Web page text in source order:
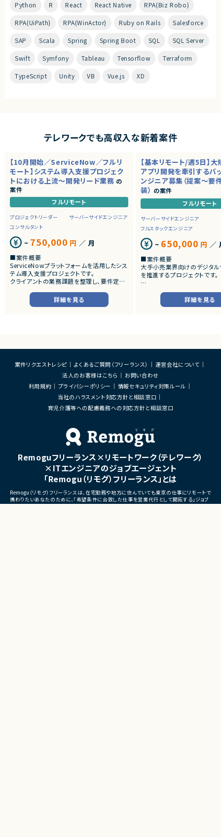
Python R React React Native RPA(Biz Robo)
RPA(UiPath) RPA(WinActor) Ruby on Rails Salesforce
SAP Scala Spring Spring Boot SQL SQL Server
Swift Symfony Tableau Tensorflow Terraform
TypeScript Unity VB Vue.js XD
テレワークでも高収入な新着案件
【10月開始／ServiceNow／フルリ
モート】システム導入支援プロジェク
トにおける上流～開発リード業務 の
案件
フルリモート
プロジェクトリーダー
サーバーサイドエンジニア
コンサルタント
~ 750,000 円 ／ 月
■案件概要
ServiceNowプラットフォームを活用したシス
テム導入支援プロジェクトです。
クライアントの業務課題を整理し、要件定義
だきます。
・詳細設計書、テスト仕様書等のドキュメント
作成
・成果物レビューおよび品質管理
・開発メンバーへの技術支援、進捗管理
・少人数体制でのプロジェクト推進
プロジェクト拡大に伴う増員募集
詳細を見る
【基本リモート/週5日】
アプリ開発を牽引するバ
ンジニア募集（提案～要
装） の案件
フルリモート
サーバーサイドエンジニア
フルスタックエンジニア
~ 650,000 円 ／
■案件概要
大手小売業界向けのデジタ
を推進するプロジェクトです。
■プロダクトやサービスの概
・店舗向けスマホアプリおよ
システムの継続的なエンハ
・要件整理および要件定義支
・バックエンドシステムの設計
・コードレビューの実施
・リリース対応および品質向
・技術課題に対する検討、提
・ステークホルダーとの調整
ケーション
・サービスの継続的な機能拡
募集
■担当工程
・要件定義
・基本設計
・詳細設計
・テスト
・リリース対応
詳細を見る
案件リクエストレシピ よくあるご質問（フリーランス）
運営会社について
法人のお客様はこちら
お問い合わせ
利用規約
プライバシーポリシー
情報セキュリティ対策ルール
当社のハラスメント対応方針と相談窓口
育児介護等への配慮義務への対応方針と相談窓口
Remoguフリーランス×リモートワーク（テレワーク）
×ITエンジニアのジョブエージェント
「Remogu（リモグ）フリーランス」とは
Remogu（リモグ）フリーランスは、在宅勤務や地方に住んでいても東京の仕事にリモートで
携わりたいあなたのために、「希望条件に合致した仕事を営業代行として開拓する」ジョブ
エージェントです。